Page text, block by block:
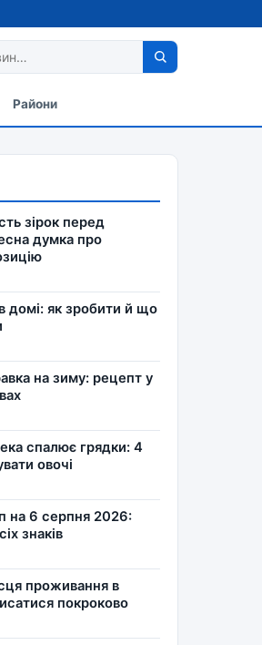
Райони
зірок перед
думка про
домі: як зробити й що
на зиму: рецепт у
спалює грядки: 4
овочі
на 6 серпня 2026:
знаків
проживання в
покроково